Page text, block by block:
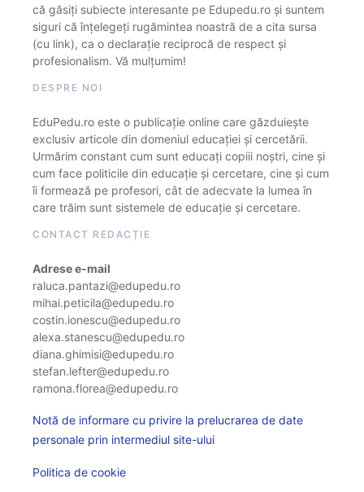
că găsiți subiecte interesante pe Edupedu.ro și suntem
siguri că înțelegeți rugămintea noastră de a cita sursa
(cu link), ca o declarație reciprocă de respect și
profesionalism. Vă mulțumim!
DESPRE NOI
EduPedu.ro este o publicație online care găzduiește
exclusiv articole din domeniul educației și cercetării.
Urmărim constant cum sunt educați copiii noștri, cine și
cum face politicile din educație și cercetare, cine și cum
îi formează pe profesori, cât de adecvate la lumea în
care trăim sunt sistemele de educație și cercetare.
CONTACT REDACȚIE
Adrese e-mail
raluca.pantazi@edupedu.ro
mihai.peticila@edupedu.ro
costin.ionescu@edupedu.ro
alexa.stanescu@edupedu.ro
diana.ghimisi@edupedu.ro
stefan.lefter@edupedu.ro
ramona.florea@edupedu.ro
Notă de informare cu privire la prelucrarea de date
personale prin intermediul site-ului
Politica de cookie